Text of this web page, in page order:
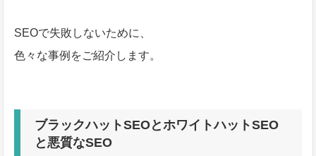
SEOで失敗しないために、
色々な事例をご紹介します。
ブラックハットSEOとホワイトハットSEO
と悪質なSEO